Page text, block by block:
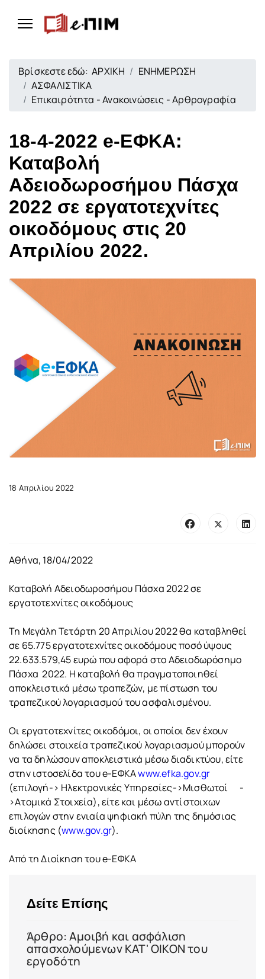
Βρίσκεστε εδώ:ΑΡΧΙΚΗ
ΕΝΗΜΕΡΩΣΗ
ΑΣΦΑΛΙΣΤΙΚΑ
Επικαιρότητα - Ανακοινώσεις - Αρθρογραφία
18-4-2022 e-ΕΦΚΑ:
Καταβολή
Αδειοδωροσήμου Πάσχα
2022 σε εργατοτεχνίτες
οικοδόμους στις 20
Απριλίου 2022.
18 Απριλίου 2022
Αθήνα, 18/04/2022
Καταβολή Αδειοδωροσήμου Πάσχα 2022 σε
εργατοτεχνίτες οικοδόμους
Τη Μεγάλη Τετάρτη 20 Απριλίου 2022 θα καταβληθεί
σε 65.775 εργατοτεχνίτες οικοδόμους ποσό ύψους
22.633.579,45 ευρώ που αφορά στο Αδειοδωρόσημο
Πάσχα 2022. Η καταβολή θα πραγματοποιηθεί
αποκλειστικά μέσω τραπεζών, με πίστωση του
τραπεζικού λογαριασμού του ασφαλισμένου.
Οι εργατοτεχνίτες οικοδόμοι, οι οποίοι δεν έχουν
δηλώσει στοιχεία τραπεζικού λογαριασμού μπορούν
να τα δηλώσουν αποκλειστικά μέσω διαδικτύου, είτε
στην ιστοσελίδα του e-ΕΦΚΑwww.efka.gov.gr
(επιλογή-> Ηλεκτρονικές Υπηρεσίες->Μισθωτοί -
>Ατομικά Στοιχεία), είτε και μέσω αντίστοιχων
επιλογών στην ενιαία ψηφιακή πύλη της δημόσιας
διοίκησης (www.gov.gr).
Από τη Διοίκηση του e-ΕΦΚΑ
Δείτε Επίσης
Άρθρο: Αμοιβή και ασφάλιση
απασχολούμενων ΚΑΤ' ΟΙΚΟΝ του
εργοδότη